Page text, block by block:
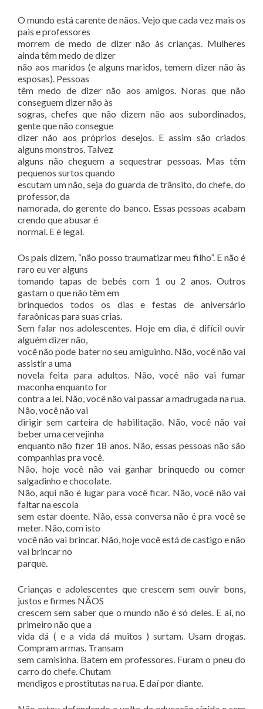
O mundo está carente de nãos. Vejo que cada vez mais os
pais e professores
morrem de medo de dizer não às crianças. Mulheres
ainda têm medo de dizer
não aos maridos (e alguns maridos, temem dizer não às
esposas). Pessoas
têm medo de dizer não aos amigos. Noras que não
conseguem dizer não às
sogras, chefes que não dizem não aos subordinados,
gente que não consegue
dizer não aos próprios desejos. E assim são criados
alguns monstros. Talvez
alguns não cheguem a sequestrar pessoas. Mas têm
pequenos surtos quando
escutam um não, seja do guarda de trânsito, do chefe, do
professor, da
namorada, do gerente do banco. Essas pessoas acabam
crendo que abusar é
normal. E é legal.
Os pais dizem, “não posso traumatizar meu filho”. E não é
raro eu ver alguns
tomando tapas de bebês com 1 ou 2 anos. Outros
gastam o que não têm em
brinquedos todos os dias e festas de aniversário
faraônicas para suas crias.
Sem falar nos adolescentes. Hoje em dia, é difícil ouvir
alguém dizer não,
você não pode bater no seu amiguinho. Não, você não vai
assistir a uma
novela feita para adultos. Não, você não vai fumar
maconha enquanto for
contra a lei. Não, você não vai passar a madrugada na rua.
Não, você não vai
dirigir sem carteira de habilitação. Não, você não vai
beber uma cervejinha
enquanto não fizer 18 anos. Não, essas pessoas não são
companhias pra você.
Não, hoje você não vai ganhar brinquedo ou comer
salgadinho e chocolate.
Não, aqui não é lugar para você ficar. Não, você não vai
faltar na escola
sem estar doente. Não, essa conversa não é pra você se
meter. Não, com isto
você não vai brincar. Não, hoje você está de castigo e não
vai brincar no
parque.
Crianças e adolescentes que crescem sem ouvir bons,
justos e firmes NÃOS
crescem sem saber que o mundo não é só deles. E aí, no
primeiro não que a
vida dá ( e a vida dá muitos ) surtam. Usam drogas.
Compram armas. Transam
sem camisinha. Batem em professores. Furam o pneu do
carro do chefe. Chutam
mendigos e prostitutas na rua. E daí por diante.